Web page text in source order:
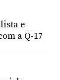
e
a Q-17